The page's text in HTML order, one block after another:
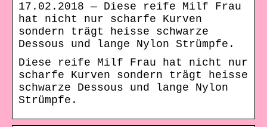
17.02.2018 — Diese reife Milf Frau
hat nicht nur scharfe Kurven
sondern trägt heisse schwarze
Dessous und lange Nylon Strümpfe.
Diese reife Milf Frau hat nicht nur
scharfe Kurven sondern trägt heisse
schwarze Dessous und lange Nylon
Strümpfe.